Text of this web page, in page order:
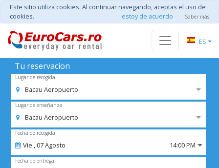
Este sitio utiliza cookies. Al continuar navegando, aceptas el uso de
cookies.
estoy de acuerdo Saber más
ES
Tu reservacion
Lugar de recogida
Bacau Aeropuerto
Lugar de enseñanza
Bacau Aeropuerto
Fecha de recogida
Vie.,07Agosto 14:00 PM
Fecha de entrega